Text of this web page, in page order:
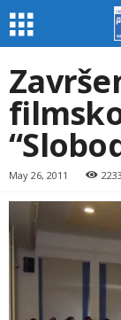
May 26, 2011